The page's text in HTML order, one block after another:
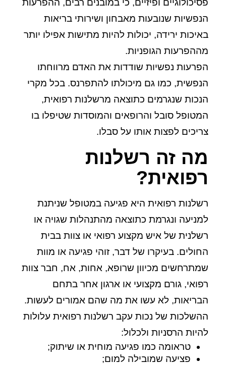
פסיכולוגיים ופיזיים, כי במובנים רבים, ההפרעות
הנפשיות שנובעות מאבחון ושירותי בריאות
באיכות ירידה, יכולות להיות מתישות אפילו יותר
מההפרעות הגופניות.
הפרעות נפשיות שודדות את האדם מרווחתו
הנפשית, כמו גם מיכולתו להתפרנס. בכל מקרי
הנכות שנגרמים כתוצאה מרשלנות רפואית,
המטופל סובל והרופאים והמוסדות שטיפלו בו
צריכים לפצות אותו על סבלו.
מה זה רשלנות
רפואית?
רשלנות רפואית היא פגיעה במטופל שניתנת
למניעה ונגרמת כתוצאה מהתנהלות שגויה או
רשלנית של איש מקצוע רפואי או צוות בבית
החולים. בעיקרו של דבר, זוהי פגיעה או מוות
שמתרחשים מכיוון שרופא, אחות, אח, חבר צוות
רפואי, גורם מקצועי או ארגון אחר בתחם
הבריאות, לא עשו את מה שהם אמורים לעשות.
ההשלכות של נכות עקב רשלנות רפואית עלולות
להיות הרסניות ולכלול:
טראומה כמו פגיעה מוחית או שיתוק;
פציעה שמובילה למום;